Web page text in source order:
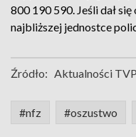
800 190 590. Jeśli dał
najbliższej jednostce
Źródło: Aktualności
#nfz #oszustwo